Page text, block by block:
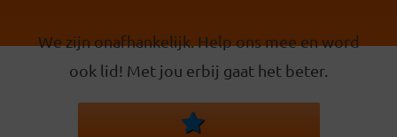
We zijn onafhankelijk. Help ons mee en word
ook lid! Met jou erbij gaat het beter.